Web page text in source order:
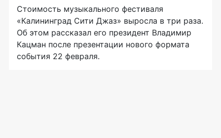
Стоимость музыкального фестиваля
«Калининград Сити Джаз» выросла в три раза.
Об этом рассказал его президент Владимир
Кацман после презентации нового формата
события 22 февраля.